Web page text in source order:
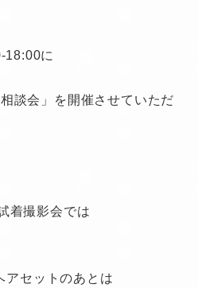
18:00に
談会」を開催させていただ
着撮影会では
アセットのあとは